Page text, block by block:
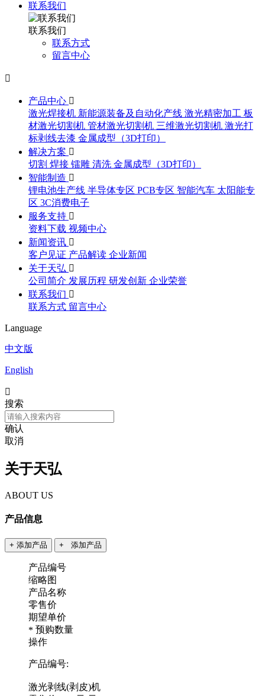
联系我们
联系我们
联系方式
留言中心

产品中心 
激光焊接机 新能源装备及自动化产线 激光精密加工 板
材激光切割机 管材激光切割机 三维激光切割机 激光打
标剥线去漆 金属成型（3D打印）
解决方案 
切割 焊接 镭雕 清洗 金属成型（3D打印）
智能制造 
锂电池生产线 半导体专区 PCB专区 智能汽车 太阳能专
区 3C消费电子
服务支持 
资料下载 视频中心
新闻资讯 
客户见证 产品解读 企业新闻
关于天弘 
公司简介 发展历程 研发创新 企业荣誉
联系我们 
联系方式 留言中心
Language
中文版
English

搜索
确认
取消
关于天弘
ABOUT US
产品信息
+ 添加产品 + 添加产品
产品编号
缩略图
产品名称
零售价
期望单价
* 预购数量
操作
产品编号:
激光剥线(剥皮)机